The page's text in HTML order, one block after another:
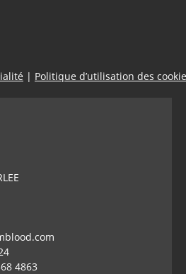
| Politique d’utilisation des
4863